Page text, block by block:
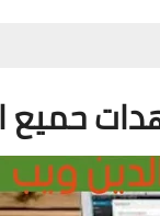
حميع